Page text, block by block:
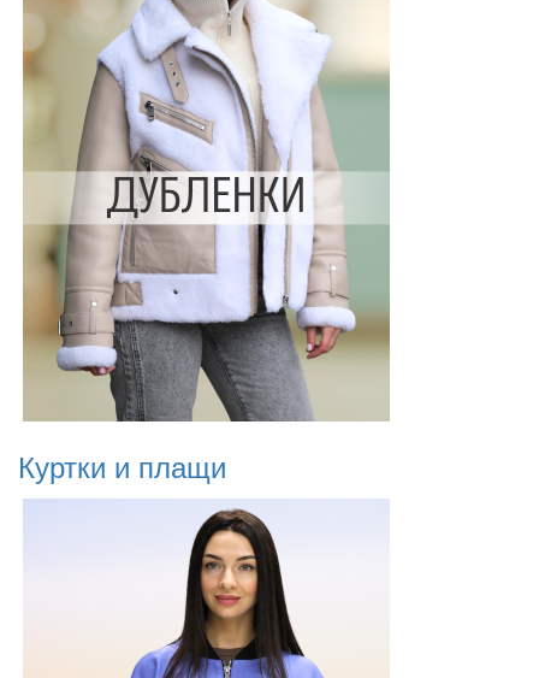
Куртки и плащи